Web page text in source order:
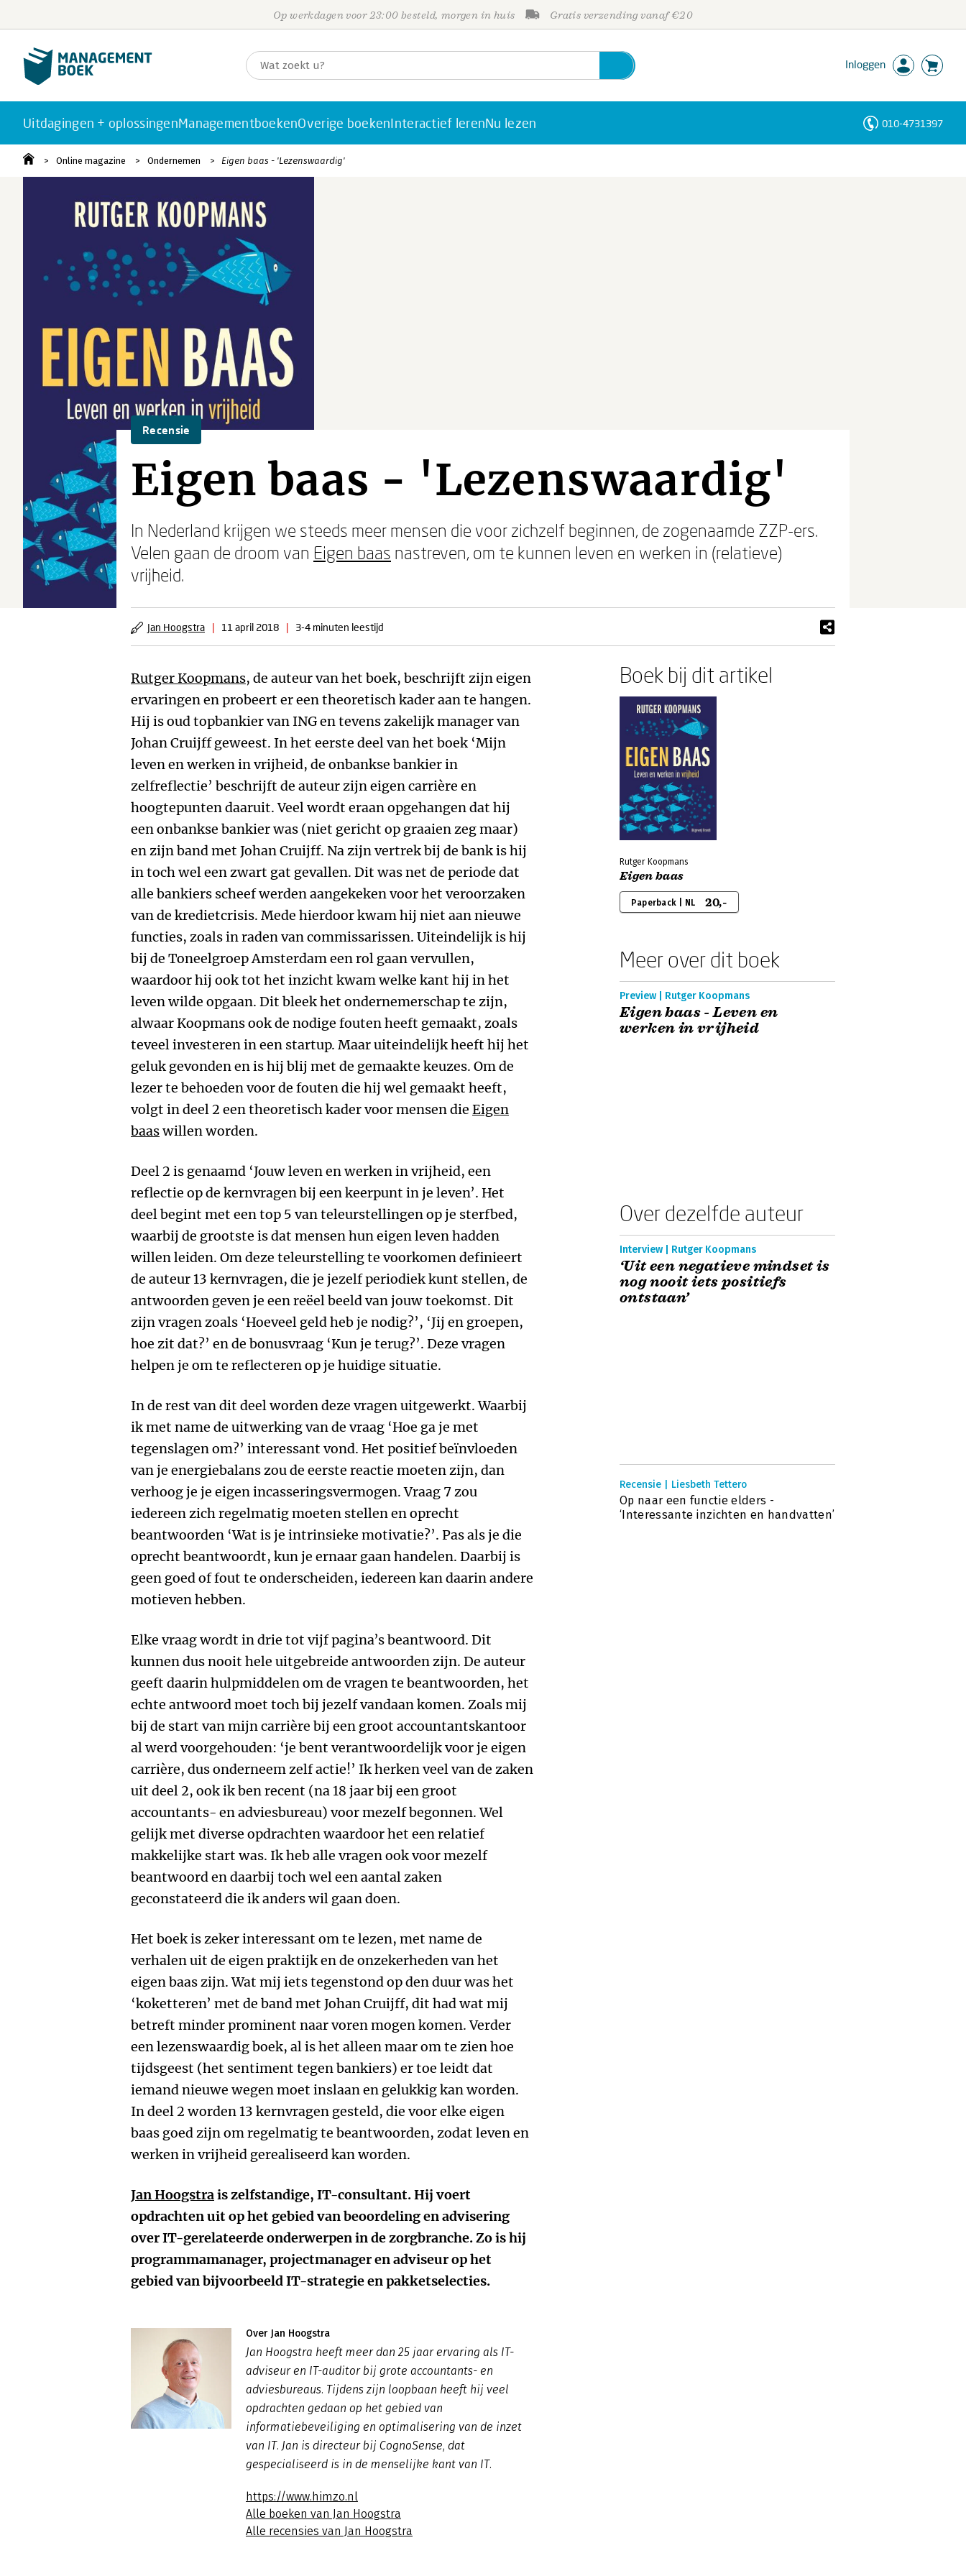
Op werkdagen voor 23:00 besteld, morgen in huis Gratis verzending vanaf €20
Inloggen
Uitdagingen + oplossingenManagementboekenOverige boekenInteractief lerenNu lezen 010-4731397
Online magazine Ondernemen Eigen baas - 'Lezenswaardig'
Recensie
Eigen baas - 'Lezenswaardig'
In Nederland krijgen we steeds meer mensen die voor zichzelf beginnen, de zogenaamde ZZP-ers.
Velen gaan de droom van Eigen baas nastreven, om te kunnen leven en werken in (relatieve)
vrijheid.
Jan Hoogstra | 11 april 2018 | 3-4 minuten leestijd
Rutger Koopmans, de auteur van het boek, beschrijft zijn eigen
ervaringen en probeert er een theoretisch kader aan te hangen.
Hij is oud topbankier van ING en tevens zakelijk manager van
Johan Cruijff geweest. In het eerste deel van het boek ‘Mijn
leven en werken in vrijheid, de onbankse bankier in
zelfreflectie’ beschrijft de auteur zijn eigen carrière en
hoogtepunten daaruit. Veel wordt eraan opgehangen dat hij
een onbankse bankier was (niet gericht op graaien zeg maar)
en zijn band met Johan Cruijff. Na zijn vertrek bij de bank is hij
in toch wel een zwart gat gevallen. Dit was net de periode dat
alle bankiers scheef werden aangekeken voor het veroorzaken
van de kredietcrisis. Mede hierdoor kwam hij niet aan nieuwe
functies, zoals in raden van commissarissen. Uiteindelijk is hij
bij de Toneelgroep Amsterdam een rol gaan vervullen,
waardoor hij ook tot het inzicht kwam welke kant hij in het
leven wilde opgaan. Dit bleek het ondernemerschap te zijn,
alwaar Koopmans ook de nodige fouten heeft gemaakt, zoals
teveel investeren in een startup. Maar uiteindelijk heeft hij het
geluk gevonden en is hij blij met de gemaakte keuzes. Om de
lezer te behoeden voor de fouten die hij wel gemaakt heeft,
volgt in deel 2 een theoretisch kader voor mensen die Eigen
baaswillen worden.
Deel 2 is genaamd ‘Jouw leven en werken in vrijheid, een
reflectie op de kernvragen bij een keerpunt in je leven’. Het
deel begint met een top 5 van teleurstellingen op je sterfbed,
waarbij de grootste is dat mensen hun eigen leven hadden
willen leiden. Om deze teleurstelling te voorkomen definieert
de auteur 13 kernvragen, die je jezelf periodiek kunt stellen, de
antwoorden geven je een reëel beeld van jouw toekomst. Dit
zijn vragen zoals ‘Hoeveel geld heb je nodig?’, ‘Jij en groepen,
hoe zit dat?’ en de bonusvraag ‘Kun je terug?’. Deze vragen
helpen je om te reflecteren op je huidige situatie.
In de rest van dit deel worden deze vragen uitgewerkt. Waarbij
ik met name de uitwerking van de vraag ‘Hoe ga je met
tegenslagen om?’ interessant vond. Het positief beïnvloeden
van je energiebalans zou de eerste reactie moeten zijn, dan
verhoog je je eigen incasseringsvermogen. Vraag 7 zou
iedereen zich regelmatig moeten stellen en oprecht
beantwoorden ‘Wat is je intrinsieke motivatie?’. Pas als je die
oprecht beantwoordt, kun je ernaar gaan handelen. Daarbij is
geen goed of fout te onderscheiden, iedereen kan daarin andere
motieven hebben.
Elke vraag wordt in drie tot vijf pagina’s beantwoord. Dit
kunnen dus nooit hele uitgebreide antwoorden zijn. De auteur
geeft daarin hulpmiddelen om de vragen te beantwoorden, het
echte antwoord moet toch bij jezelf vandaan komen. Zoals mij
bij de start van mijn carrière bij een groot accountantskantoor
al werd voorgehouden: ‘je bent verantwoordelijk voor je eigen
carrière, dus onderneem zelf actie!’ Ik herken veel van de zaken
uit deel 2, ook ik ben recent (na 18 jaar bij een groot
accountants- en adviesbureau) voor mezelf begonnen. Wel
gelijk met diverse opdrachten waardoor het een relatief
makkelijke start was. Ik heb alle vragen ook voor mezelf
beantwoord en daarbij toch wel een aantal zaken
geconstateerd die ik anders wil gaan doen.
Het boek is zeker interessant om te lezen, met name de
verhalen uit de eigen praktijk en de onzekerheden van het
eigen baas zijn. Wat mij iets tegenstond op den duur was het
‘koketteren’ met de band met Johan Cruijff, dit had wat mij
betreft minder prominent naar voren mogen komen. Verder
een lezenswaardig boek, al is het alleen maar om te zien hoe
tijdsgeest (het sentiment tegen bankiers) er toe leidt dat
iemand nieuwe wegen moet inslaan en gelukkig kan worden.
In deel 2 worden 13 kernvragen gesteld, die voor elke eigen
baas goed zijn om regelmatig te beantwoorden, zodat leven en
werken in vrijheid gerealiseerd kan worden.
Jan Hoogstrais zelfstandige, IT-consultant. Hij voert
opdrachten uit op het gebied van beoordeling en advisering
over IT-gerelateerde onderwerpen in de zorgbranche. Zo is hij
programmamanager, projectmanager en adviseur op het
gebied van bijvoorbeeld IT-strategie en pakketselecties.
Over Jan Hoogstra
Jan Hoogstra heeft meer dan 25 jaar ervaring als IT-
adviseur en IT-auditor bij grote accountants- en
adviesbureaus. Tijdens zijn loopbaan heeft hij veel
opdrachten gedaan op het gebied van
informatiebeveiliging en optimalisering van de inzet
van IT. Jan is directeur bij CognoSense, dat
gespecialiseerd is in de menselijke kant van IT.
https://www.himzo.nl
Alle boeken van Jan Hoogstra
Alle recensies van Jan Hoogstra
Boek bij dit artikel
Rutger Koopmans
Eigen baas
Paperback | NL 20,-
Meer over dit boek
Preview | Rutger Koopmans
Eigen baas - Leven en
werken in vrijheid
Over dezelfde auteur
Interview | Rutger Koopmans
‘Uit een negatieve mindset is
nog nooit iets positiefs
ontstaan’
Recensie | Liesbeth Tettero
Op naar een functie elders -
‘Interessante inzichten en handvatten’
Personen